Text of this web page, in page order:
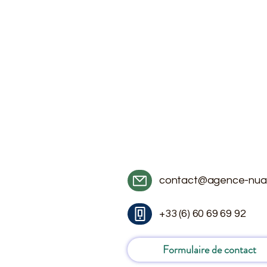
contact@agence-
+33 (6) 60 69 69 92
Formulaire de contact